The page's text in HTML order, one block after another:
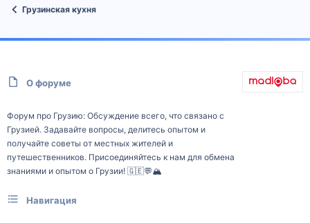
Грузинская кухня
О форуме
Форум про Грузию: Обсуждение всего, что связано с
Грузией. Задавайте вопросы, делитесь опытом и
получайте советы от местных жителей и
путешественников. Присоединяйтесь к нам для обмена
знаниями и опытом о Грузии! 🇬🇪💬🏔️
Навигация